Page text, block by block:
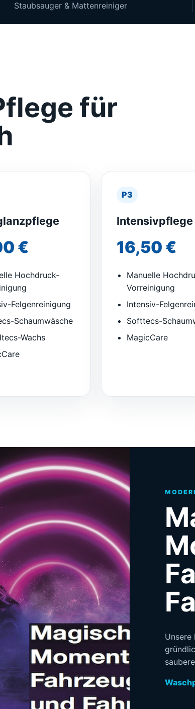
Staubsauger & Mattenreiniger
für
€
Hochdruck-
Felgenreinigung
Schaumwäsche
Wachs
P3
Intensivpflege
16,50 €
Manuelle
Vorreinigung
Intensiv-
Softtecs-
MagicCare
Unsere